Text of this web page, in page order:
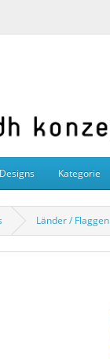
Kategorie
Länder / Flaggen